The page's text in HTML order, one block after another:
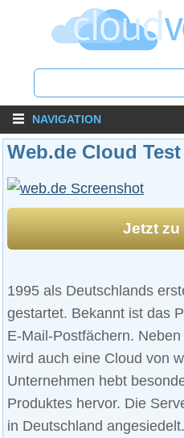
NAVIGATION
Web.de Cloud Test
Jetzt zu
1995 als Deutschlands
gestartet. Bekannt ist das
E-Mail-Postfächern.
wird auch eine Cloud von
Unternehmen hebt
Produktes hervor. Die
in Deutschland angesiedelt.